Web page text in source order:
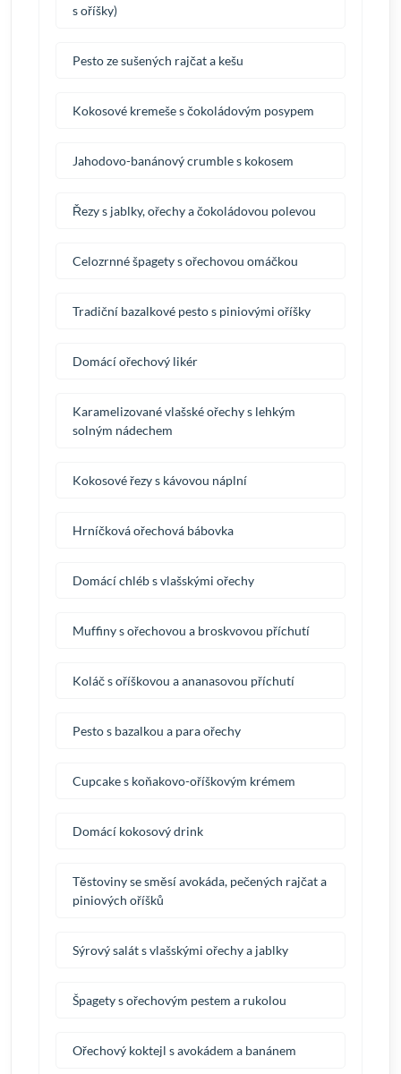
s oříšky)
Pesto ze sušených rajčat a kešu
Kokosové kremeše s čokoládovým posypem
Jahodovo-banánový crumble s kokosem
Řezy s jablky, ořechy a čokoládovou polevou
Celozrnné špagety s ořechovou omáčkou
Tradiční bazalkové pesto s piniovými oříšky
Domácí ořechový likér
Karamelizované vlašské ořechy s lehkým
solným nádechem
Kokosové řezy s kávovou náplní
Hrníčková ořechová bábovka
Domácí chléb s vlašskými ořechy
Muffiny s ořechovou a broskvovou příchutí
Koláč s oříškovou a ananasovou příchutí
Pesto s bazalkou a para ořechy
Cupcake s koňakovo-oříškovým krémem
Domácí kokosový drink
Těstoviny se směsí avokáda, pečených rajčat a
piniových oříšků
Sýrový salát s vlašskými ořechy a jablky
Špagety s ořechovým pestem a rukolou
Ořechový koktejl s avokádem a banánem